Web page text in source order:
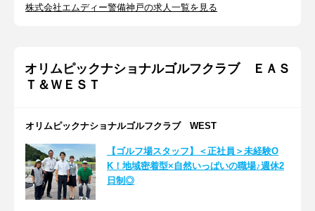
株式会社エムディー警備神戸の求人一覧を見る
オリムピックナショナルゴルフクラブ ＥＡＳ
Ｔ＆ＷＥＳＴ
オリムピックナショナルゴルフクラブ WEST
【ゴルフ場スタッフ】＜正社員＞未経験O
K！地域密着型×自然いっぱいの職場♪週休2
日制◎